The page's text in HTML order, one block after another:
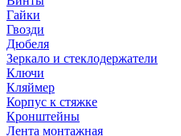
Гайки
Гвозди
Дюбеля
Зеркало и стеклодержатели
Ключи
Кляймер
Корпус к стяжке
Кронштейны
Лента монтажная